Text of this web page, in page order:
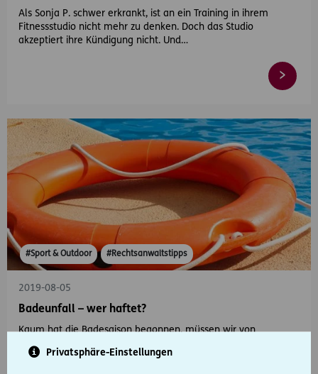
Privatsphäre-Einstellungen
Als Sonja P. schwer erkrankt, ist an ein Training in ihrem
Fitnessstudio nicht mehr zu denken. Doch das Studio
akzeptiert ihre Kündigung nicht. Und…
#Sport & Outdoor #Rechtsanwaltstipps
2019-08-05
Badeunfall – wer haftet?
Kaum hat die Badesaison begonnen, müssen wir von
zahlreichen, teils tragisch verlaufenden Badeunfällen
erfahren.